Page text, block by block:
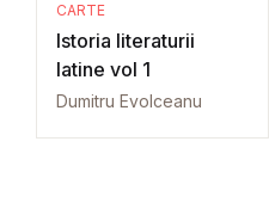
CARTE
Istoria literaturii
latine vol 1
Dumitru Evolceanu